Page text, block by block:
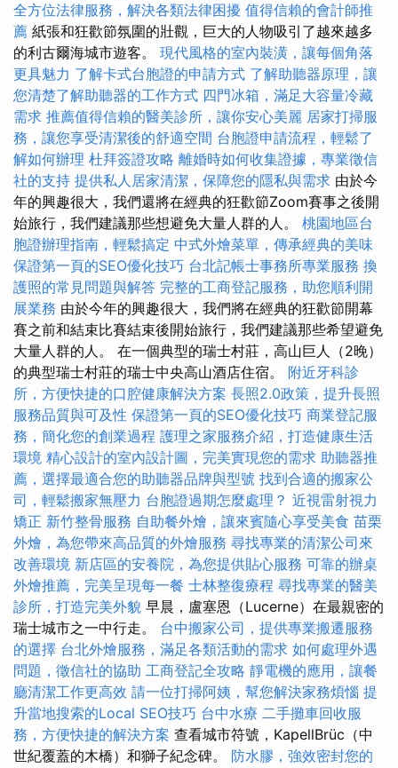
全方位法律服務，解決各類法律困擾 值得信賴的會計師推
薦 紙張和狂歡節氛圍的壯觀，巨大的人物吸引了越來越多
的利古爾海城市遊客。 現代風格的室內裝潢，讓每個角落
更具魅力 了解卡式台胞證的申請方式 了解助聽器原理，讓
您清楚了解助聽器的工作方式 四門冰箱，滿足大容量冷藏
需求 推薦值得信賴的醫美診所，讓你安心美麗 居家打掃服
務，讓您享受清潔後的舒適空間 台胞證申請流程，輕鬆了
解如何辦理 杜拜簽證攻略 離婚時如何收集證據，專業徵信
社的支持 提供私人居家清潔，保障您的隱私與需求 由於今
年的興趣很大，我們還將在經典的狂歡節Zoom賽事之後開
始旅行，我們建議那些想避免大量人群的人。 桃園地區台
胞證辦理指南，輕鬆搞定 中式外燴菜單，傳承經典的美味
保證第一頁的SEO優化技巧 台北記帳士事務所專業服務 換
護照的常見問題與解答 完整的工商登記服務，助您順利開
展業務 由於今年的興趣很大，我們將在經典的狂歡節開幕
賽之前和結束比賽結束後開始旅行，我們建議那些希望避免
大量人群的人。 在一個典型的瑞士村莊，高山巨人（2晚）
的典型瑞士村莊的瑞士中央高山酒店住宿。 附近牙科診
所，方便快捷的口腔健康解決方案 長照2.0政策，提升長照
服務品質與可及性 保證第一頁的SEO優化技巧 商業登記服
務，簡化您的創業過程 護理之家服務介紹，打造健康生活
環境 精心設計的室內設計圖，完美實現您的需求 助聽器推
薦，選擇最適合您的助聽器品牌與型號 找到合適的搬家公
司，輕鬆搬家無壓力 台胞證過期怎麼處理？ 近視雷射視力
矯正 新竹整骨服務 自助餐外燴，讓來賓隨心享受美食 苗栗
外燴，為您帶來高品質的外燴服務 尋找專業的清潔公司來
改善環境 新店區的安養院，為您提供貼心服務 可靠的辦桌
外燴推薦，完美呈現每一餐 士林整復療程 尋找專業的醫美
診所，打造完美外貌 早晨，盧塞恩（Lucerne）在最親密的
瑞士城市之一中行走。 台中搬家公司，提供專業搬遷服務
的選擇 台北外燴服務，滿足各類活動的需求 如何處理外遇
問題，徵信社的協助 工商登記全攻略 靜電機的應用，讓餐
廳清潔工作更高效 請一位打掃阿姨，幫您解決家務煩惱 提
升當地搜索的Local SEO技巧 台中水療 二手攤車回收服
務，方便快捷的解決方案 查看城市符號，KapellBrüc（中
世紀覆蓋的木橋）和獅子紀念碑。 防水膠，強效密封您的